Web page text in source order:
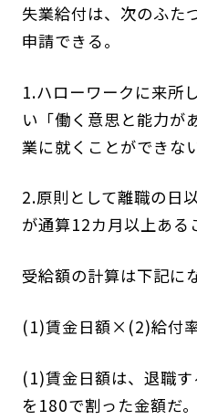
失業給付は、次のふた
申請できる。
1.ハローワークに来所
い「働く意思と能力が
業に就くことができな
2.原則として離職の日
が通算12カ月以上ある
受給額の計算は下記に
(1)賃金日額×(2)給付
(1)賃金日額は、退職
を180で割った金額だ